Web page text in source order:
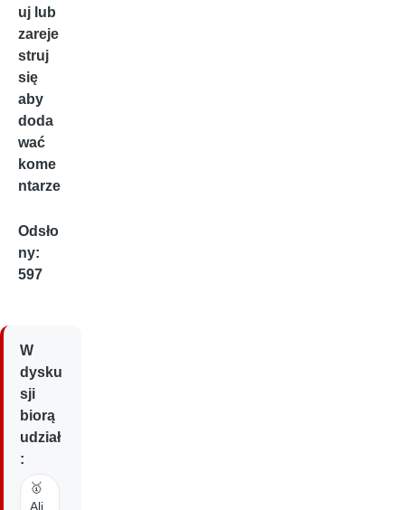
uj lub
zareje
struj
się
aby
doda
wać
kome
ntarze
Odsło
ny:
597
W
dysku
sji
biorą
udział
:
🥇
Ali